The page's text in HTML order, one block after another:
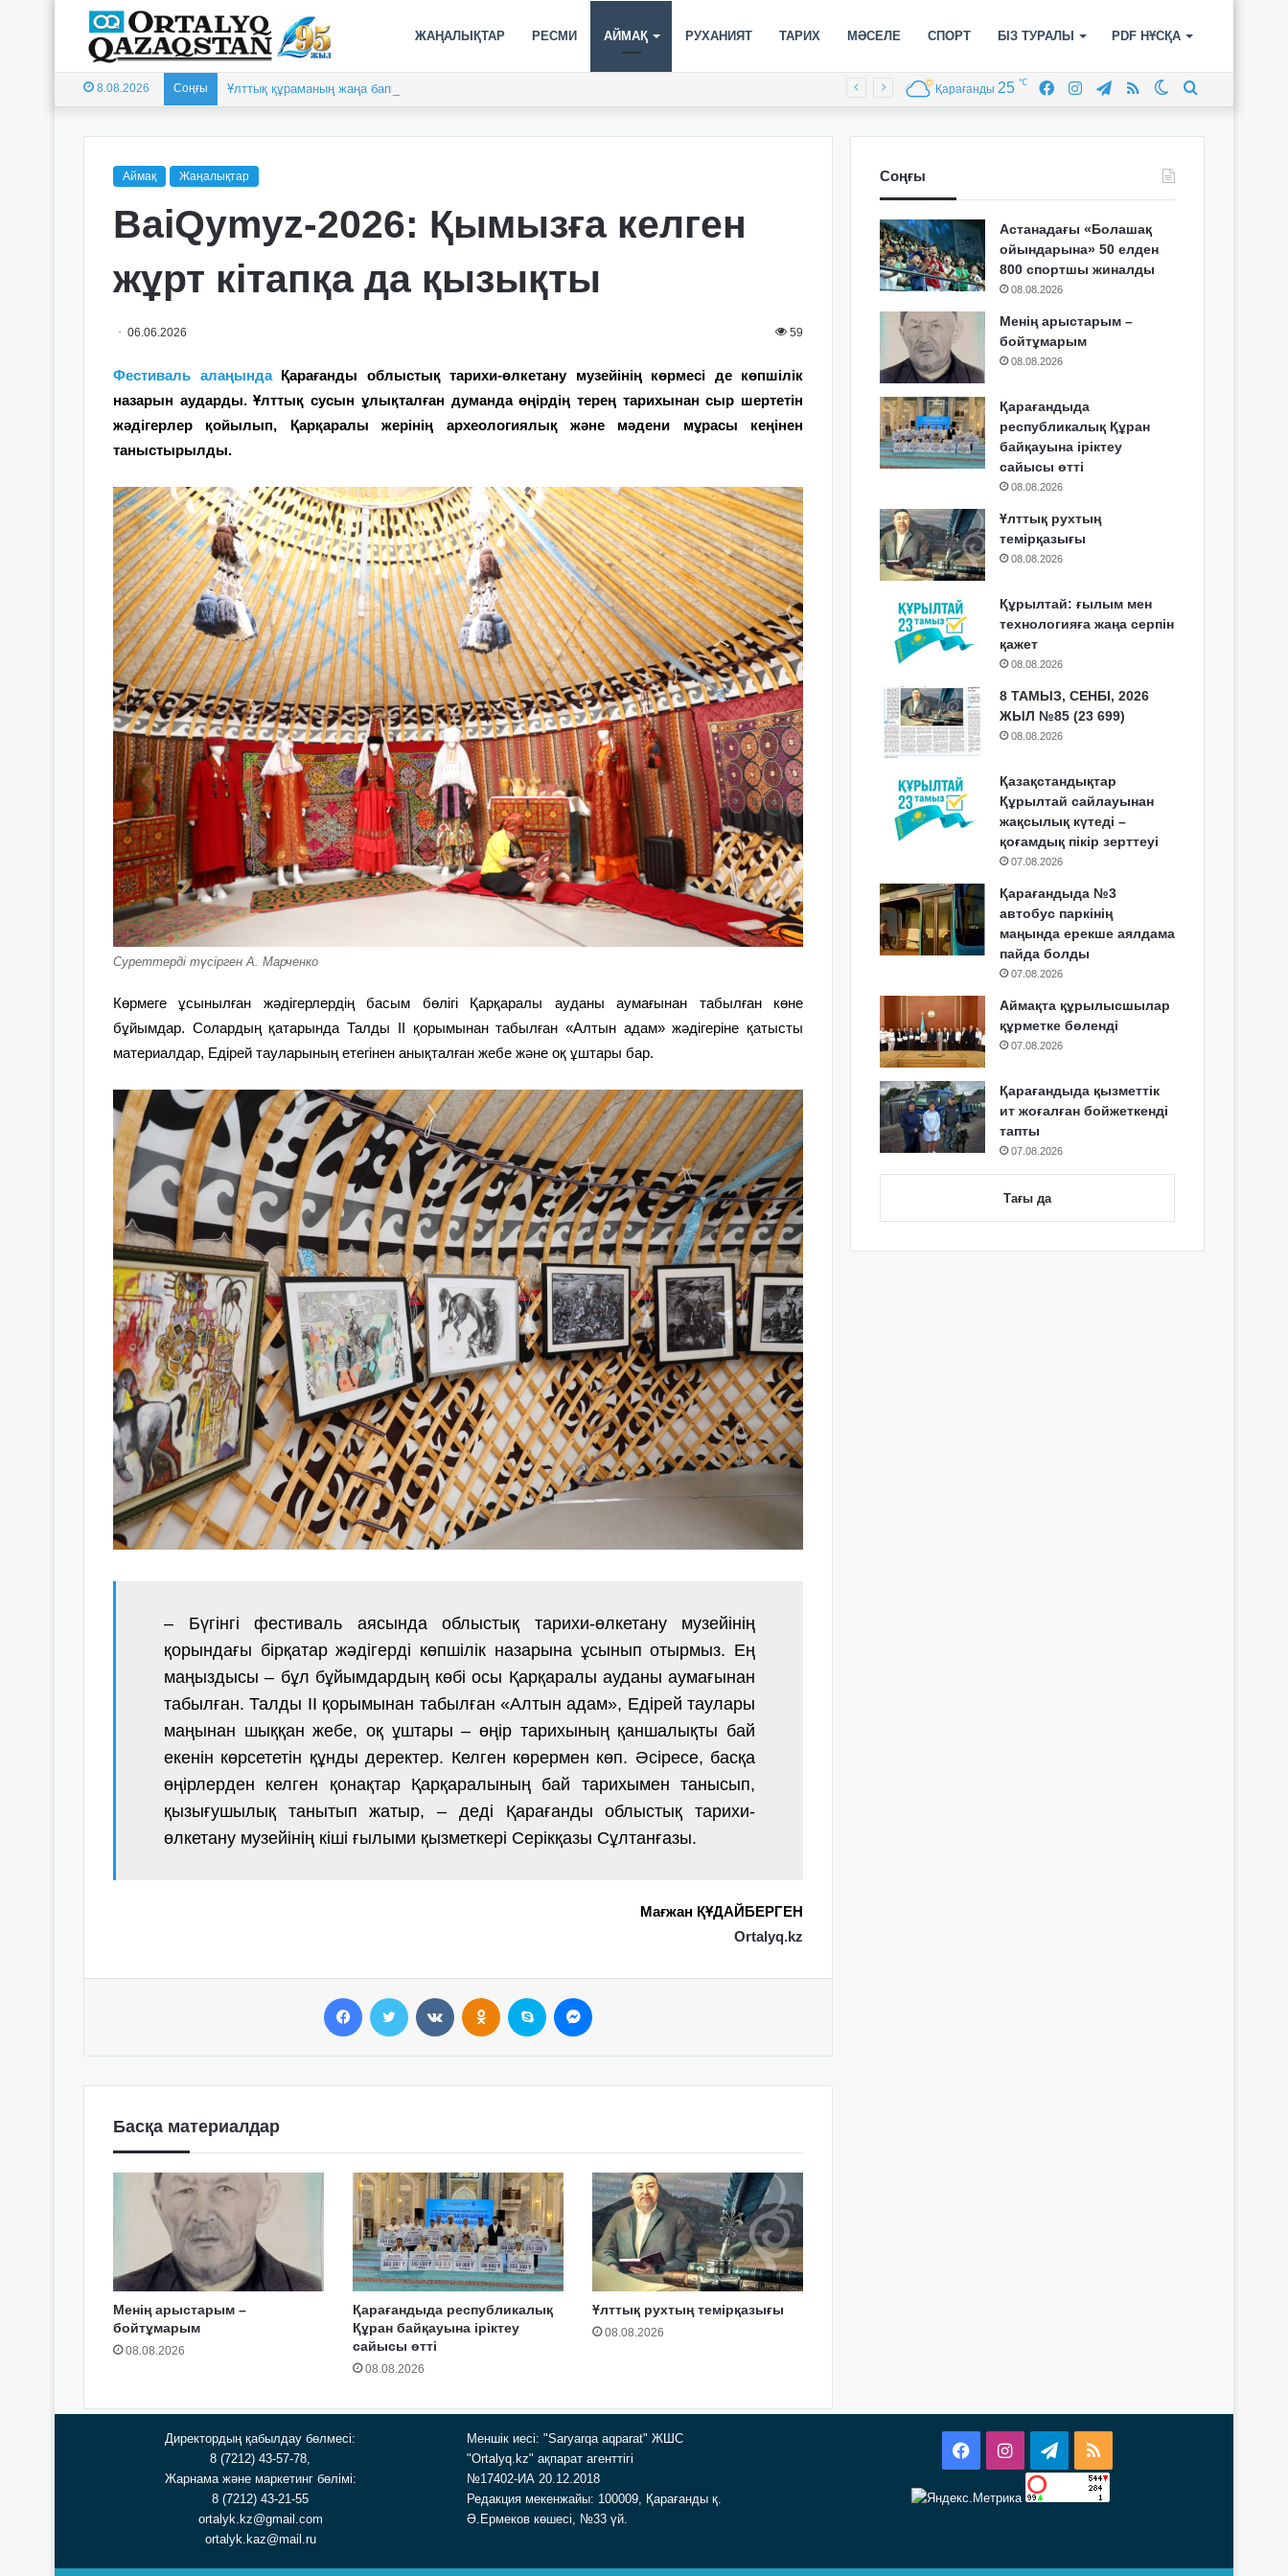
ЖАҢАЛЫҚТАР РЕСМИ АЙМАҚ РУХАНИЯТ ТАРИХ МӘСЕЛЕ СПОРТ БІЗ ТУРАЛЫ PDF НҰСҚА
8.08.2026 Соңғы Ұлттық құраманың жаңа бапкері таныстырылады Switch
RSS
Telegram
Instagram
Facebook
Қарағанды 25 ℃
Аймақ Жаңалықтар
BaiQymyz-2026: Қымызға келген
жұрт кітапқа да қызықты
06.06.2026 59
Фестиваль алаңындаҚарағанды облыстық тарихи-өлкетану музейінің көрмесі де көпшілік
назарын аударды. Ұлттық сусын ұлықталған думанда өңірдің терең тарихынан сыр шертетін
жәдігерлер қойылып, Қарқаралы жерінің археологиялық және мәдени мұрасы кеңінен
таныстырылды.
Суреттерді түсірген А. Марченко
Көрмеге ұсынылған жәдігерлердің басым бөлігі Қарқаралы ауданы аумағынан табылған көне
бұйымдар. Солардың қатарында Талды ІІ қорымынан табылған «Алтын адам» жәдігеріне қатысты
материалдар, Едірей тауларының етегінен анықталған жебе және оқ ұштары бар.
– Бүгінгі фестиваль аясында облыстық тарихи-өлкетану музейінің
қорындағы бірқатар жәдігерді көпшілік назарына ұсынып отырмыз. Ең
маңыздысы – бұл бұйымдардың көбі осы Қарқаралы ауданы аумағынан
табылған. Талды ІІ қорымынан табылған «Алтын адам», Едірей таулары
маңынан шыққан жебе, оқ ұштары – өңір тарихының қаншалықты бай
екенін көрсететін құнды деректер. Келген көрермен көп. Әсіресе, басқа
өңірлерден келген қонақтар Қарқаралының бай тарихымен танысып,
қызығушылық танытып жатыр, – деді Қарағанды облыстық тарихи-
өлкетану музейінің кіші ғылыми қызметкері Серікқазы Сұлтанғазы.
Мағжан ҚҰДАЙБЕРГЕН
Ortalyq.kz
Басқа материалдар
Менің арыстарым –
бойтұмарым
08.08.2026
Қарағандыда республикалық
Құран байқауына іріктеу
сайысы өтті
08.08.2026
Ұлттық рухтың темірқазығы
08.08.2026
Соңғы
Астанадағы «Болашақ
ойындарына» 50 елден
800 спортшы жиналды
08.08.2026
Менің арыстарым –
бойтұмарым
08.08.2026
Қарағандыда
республикалық Құран
байқауына іріктеу
сайысы өтті
08.08.2026
Ұлттық рухтың
темірқазығы
08.08.2026
Құрылтай: ғылым мен
технологияға жаңа серпін
қажет
08.08.2026
8 ТАМЫЗ, СЕНБІ, 2026
ЖЫЛ №85 (23 699)
08.08.2026
Қазақстандықтар
Құрылтай сайлауынан
жақсылық күтеді –
қоғамдық пікір зерттеуі
07.08.2026
Қарағандыда №3
автобус паркінің
маңында ерекше аялдама
пайда болды
07.08.2026
Аймақта құрылысшылар
құрметке бөленді
07.08.2026
Қарағандыда қызметтік
ит жоғалған бойжеткенді
тапты
07.08.2026
Тағы да
Директордың қабылдау бөлмесі:
8 (7212) 43-57-78,
Жарнама және маркетинг бөлімі:
8 (7212) 43-21-55
ortalyk.kz@gmail.com
ortalyk.kaz@mail.ru
Меншік иесі: "Saryarqa aqparat" ЖШС
"Ortalyq.kz" ақпарат агенттігі
№17402-ИА 20.12.2018
Редакция мекенжайы: 100009, Қарағанды қ.
Ә.Ермеков көшесі, №33 үй.
FacebookInstagramTelegram
RSS